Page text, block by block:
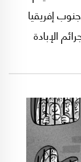
إفريقيا
الإبادة
الدولية.